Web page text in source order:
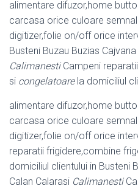
alimentare difuzor,home
carcasa orice culoare
digitizer,folie on/off orice
Busteni Buzau Buzias
CalimanestiCampeni
si congelatoarela domiciliul
alimentare difuzor,home
carcasa orice culoare
digitizer,folie on/off orice
reparatii frigidere,combine
domiciliul clientului in Busteni
Calan Calarasi Calimanesti